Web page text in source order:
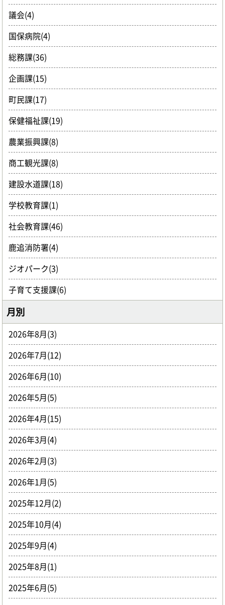
議会(4)
国保病院(4)
総務課(36)
企画課(15)
町民課(17)
保健福祉課(19)
農業振興課(8)
商工観光課(8)
建設水道課(18)
学校教育課(1)
社会教育課(46)
鹿追消防署(4)
ジオパーク(3)
子育て支援課(6)
月別
2026年8月(3)
2026年7月(12)
2026年6月(10)
2026年5月(5)
2026年4月(15)
2026年3月(4)
2026年2月(3)
2026年1月(5)
2025年12月(2)
2025年10月(4)
2025年9月(4)
2025年8月(1)
2025年6月(5)